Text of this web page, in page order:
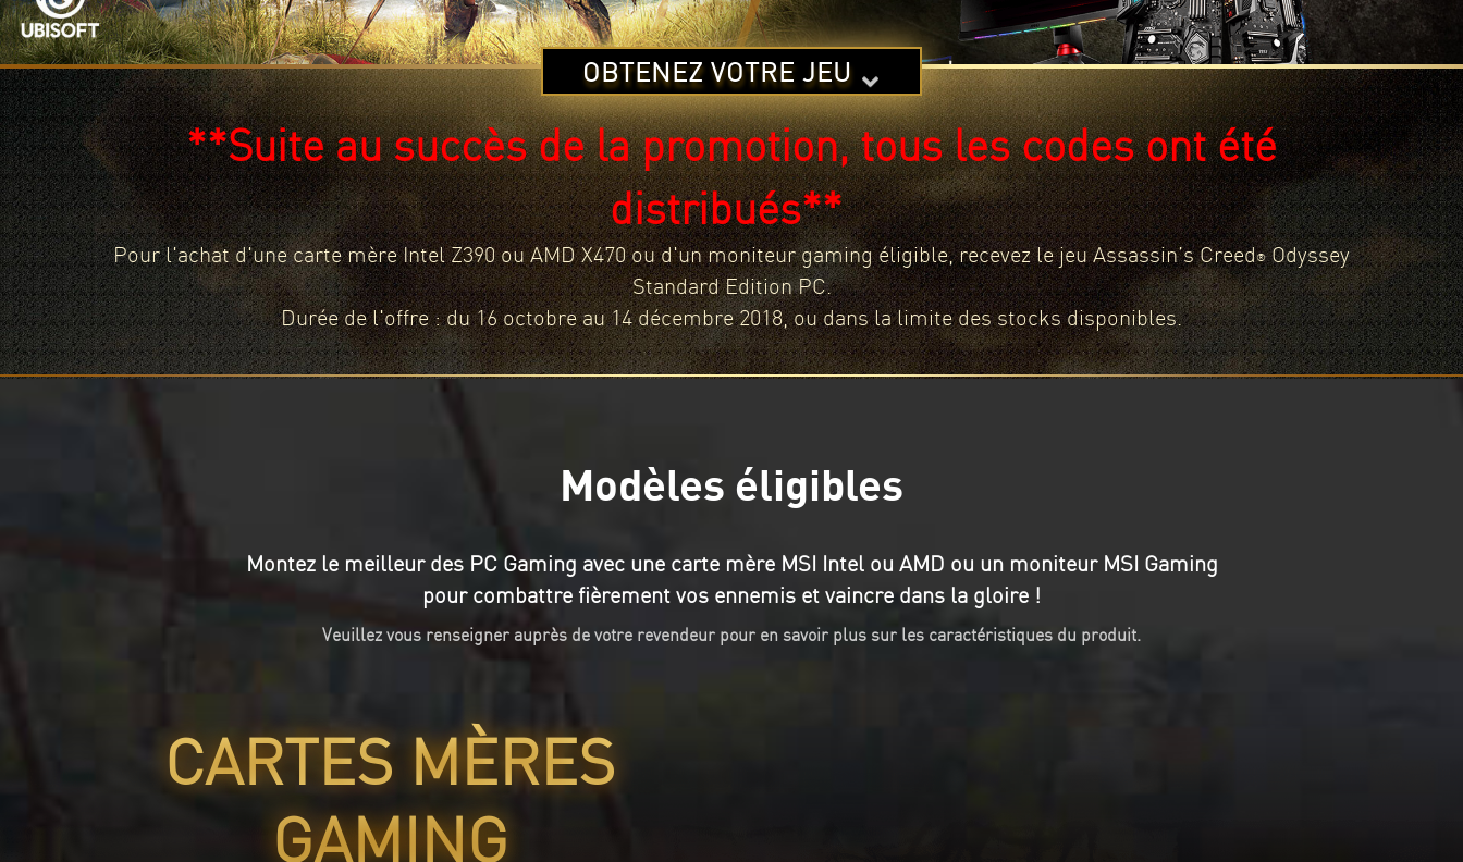
OBTENEZ VOTRE JEU
**Suite au succès de la promotion, tous les codes ont été
distribués**
Pour l'achat d'une carte mère Intel Z390 ou AMD X470 ou d'un moniteur gaming éligible, recevez le jeu Assassin’s Creed®Odyssey
Standard Edition PC.
Durée de l'offre : du 16 octobre au 14 décembre 2018, ou dans la limite des stocks disponibles.
Modèles éligibles
Montez le meilleur des PC Gaming avec une carte mère MSI Intel ou AMD ou un moniteur MSI Gaming
pour combattre fièrement vos ennemis et vaincre dans la gloire !
Veuillez vous renseigner auprès de votre revendeur pour en savoir plus sur les caractéristiques du produit.
CARTES MÈRES
GAMING